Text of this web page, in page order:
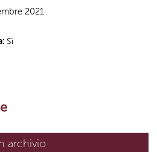
2021
Sì
archivio